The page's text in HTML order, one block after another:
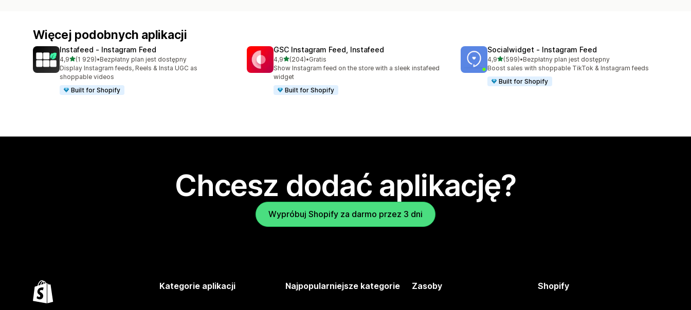
Więcej podobnych aplikacji
Instafeed ‑ Instagram Feed
4,9na 5 gwiazdek
(1 929)
Łączna liczba recenzji: 1929
•Bezpłatny plan jest dostępny
Display Instagram feeds, Reels & Insta UGC as
shoppable videos
Built for Shopify
GSC Instagram Feed, Instafeed
4,9na 5 gwiazdek
(204)
Łączna liczba recenzji: 204
•Gratis
Show Instagram feed on the store with a sleek instafeed
widget
Built for Shopify
Socialwidget ‑ Instagram Feed
4,9na 5 gwiazdek
(599)
Łączna liczba recenzji: 599
•Bezpłatny plan jest dostępny
Boost sales with shoppable TikTok & Instagram feeds
Built for Shopify
Chcesz dodać aplikację?
Wypróbuj Shopify za darmo przez 3 dni
Kategorie aplikacji Najpopularniejsze kategorie Zasoby Shopify